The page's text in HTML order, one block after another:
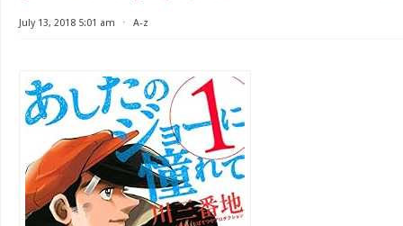
July 13, 2018 5:01 am ⋅ A-z